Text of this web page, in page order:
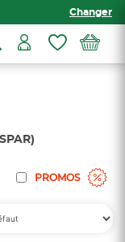
Changer
PROMOS